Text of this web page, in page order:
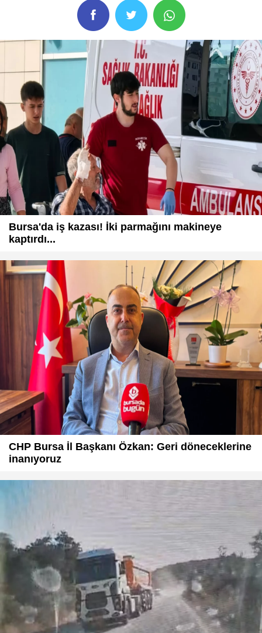
Bursa'da iş kazası! İki parmağını makineye
kaptırdı...
CHP Bursa İl Başkanı Özkan: Geri döneceklerine
inanıyoruz